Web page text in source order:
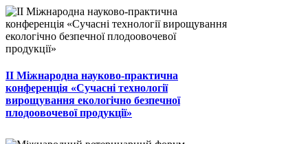
II Міжнародна науково-практична
конференція «Сучасні технології
вирощування екологічно безпечної
плодоовочевої продукції»